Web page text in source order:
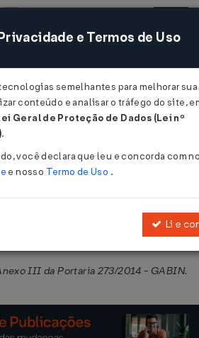
Acessar
no DOE - MA em 30 jan 2019
III da Portaria 273/2014 - GABIN.
e Termos de Uso
semelhantes para melhorar sua
conteúdo e analisar o tráfego do site,
Geral de Proteção de Dados (Lei nº
.
você declara que leu e concorda com
e nosso Termo de Uso .
Li e